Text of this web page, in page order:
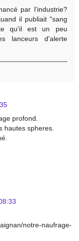
par l'industrie?
il publiait "sang
qu'il est un peu
lanceurs d'alerte
profond.
hautes spheres.
notre-naufrage-